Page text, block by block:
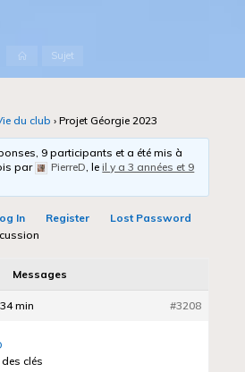
AccueilSujet
du club › Projet Géorgie 2023
9 participants et a été mis à
par
PierreD, leil y a 3 années et 9
In Register
Lost Password
Messages
min #3208
clés